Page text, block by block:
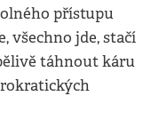
přístupu
všechno jde, stačí
táhnout káru